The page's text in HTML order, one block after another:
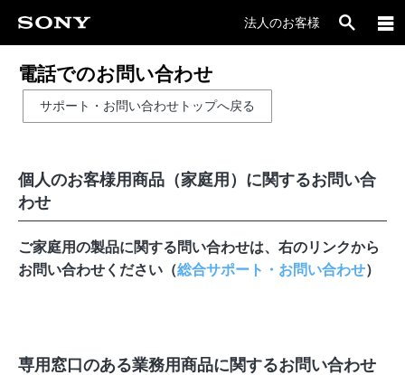
法人のお客様
電話でのお問い合わせ
サポート・お問い合わせトップへ戻る
個人のお客様用商品（家庭用）に関するお問い合
わせ
ご家庭用の製品に関する問い合わせは、右のリンクから
お問い合わせください（総合サポート・お問い合わせ）
専用窓口のある業務用商品に関するお問い合わせ